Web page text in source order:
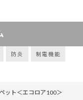
防炎 制電機能
ット＜エコロア100＞